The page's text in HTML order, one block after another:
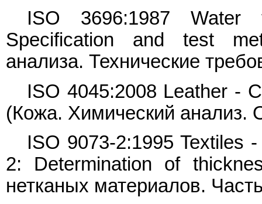
ISO 3696:1987
Specification and test
анализа. Технические
ISO 4045:2008 Leather -
(Кожа. Химический анализ.
ISO 9073-2:1995 Textiles
2: Determination of
нетканых материалов.